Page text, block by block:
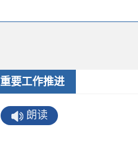
重要工作推进
朗读